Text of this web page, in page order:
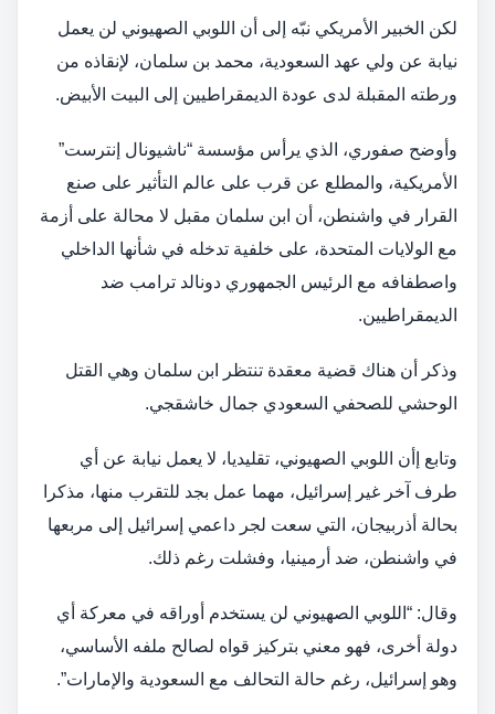
لكن الخبير الأمريكي نبّه إلى أن اللوبي الصهيوني لن يعمل
نيابة عن ولي عهد السعودية، محمد بن سلمان، لإنقاذه من
ورطته المقبلة لدى عودة الديمقراطيين إلى البيت الأبيض.
وأوضح صفوري، الذي يرأس مؤسسة “ناشيونال إنترست”
الأمريكية، والمطلع عن قرب على عالم التأثير على صنع
القرار في واشنطن، أن ابن سلمان مقبل لا محالة على أزمة
مع الولايات المتحدة، على خلفية تدخله في شأنها الداخلي
واصطفافه مع الرئيس الجمهوري دونالد ترامب ضد
الديمقراطيين.
وذكر أن هناك قضية معقدة تنتظر ابن سلمان وهي القتل
الوحشي للصحفي السعودي جمال خاشقجي.
وتابع إأن اللوبي الصهيوني، تقليديا، لا يعمل نيابة عن أي
طرف آخر غير إسرائيل، مهما عمل بجد للتقرب منها، مذكرا
بحالة أذربيجان، التي سعت لجر داعمي إسرائيل إلى مربعها
في واشنطن، ضد أرمينيا، وفشلت رغم ذلك.
وقال: “اللوبي الصهيوني لن يستخدم أوراقه في معركة أي
دولة أخرى، فهو معني بتركيز قواه لصالح ملفه الأساسي،
وهو إسرائيل، رغم حالة التحالف مع السعودية والإمارات”.